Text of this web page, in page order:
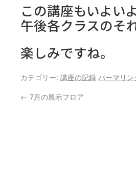
この講座もいよい
午後各クラスのそ
楽しみですね。
カテゴリー: 講座の記録 パーマリン
← 7月の展示フロア